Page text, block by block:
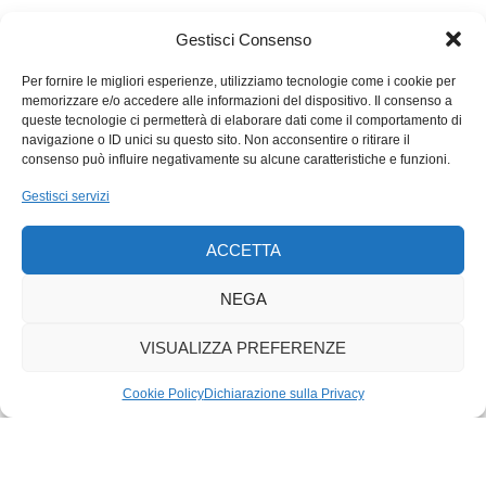
Gestisci Consenso
Per fornire le migliori esperienze, utilizziamo tecnologie come i cookie per
memorizzare e/o accedere alle informazioni del dispositivo. Il consenso a
queste tecnologie ci permetterà di elaborare dati come il comportamento di
navigazione o ID unici su questo sito. Non acconsentire o ritirare il
consenso può influire negativamente su alcune caratteristiche e funzioni.
Gestisci servizi
ACCETTA
NEGA
VISUALIZZA PREFERENZE
Cookie PolicyDichiarazione sulla Privacy
locali. E, proprio loro, cresciuti in provincia, apprezzano
appunto la normalità, almeno nelle abitudini quotidiane. Sta di
fatto, però, che la pubblicazione di questi dati conferma
un’anomalia di fondo: le disuguaglianze fra i ceti. Meno
Secondo i dati ufficiali, i ricchi, che diventano sempre più
ricchi, non hanno reso i poveri, più poveri, le cui entrate anzi
dei super ricchi». Sarà, questione di punti di vista.